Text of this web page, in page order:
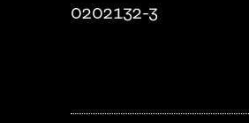
0202132-3